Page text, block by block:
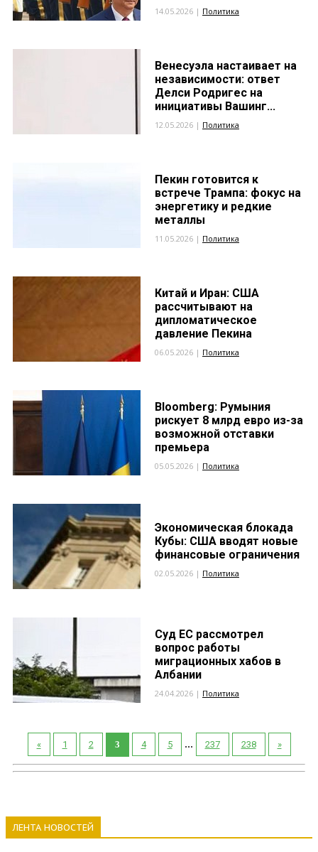
14.05.2026 | Политика
Венесуэла настаивает на
независимости: ответ
Делси Родригес на
инициативы Вашинг...
12.05.2026 | Политика
Пекин готовится к
встрече Трампа: фокус на
энергетику и редкие
металлы
11.05.2026 | Политика
Китай и Иран: США
рассчитывают на
дипломатическое
давление Пекина
06.05.2026 | Политика
Bloomberg: Румыния
рискует 8 млрд евро из-за
возможной отставки
премьера
05.05.2026 | Политика
Экономическая блокада
Кубы: США вводят новые
финансовые ограничения
02.05.2026 | Политика
Суд ЕС рассмотрел
вопрос работы
миграционных хабов в
Албании
24.04.2026 | Политика
« 1 2 3 4 5 ... 237 238 »
ЛЕНТА НОВОСТЕЙ